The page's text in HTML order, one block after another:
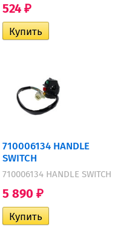
524 ₽
710006134 HANDLE
SWITCH
710006134 HANDLE SWITCH
5 890 ₽